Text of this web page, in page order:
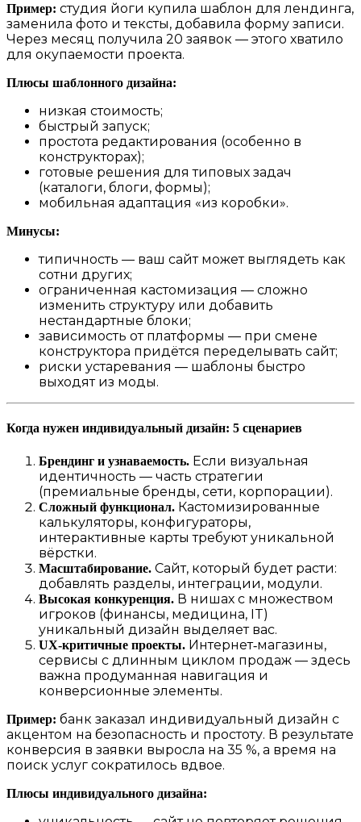
Пример: студия йоги купила шаблон для лендинга,
заменила фото и тексты, добавила форму записи.
Через месяц получила 20 заявок — этого хватило
для окупаемости проекта.
Плюсы шаблонного дизайна:
низкая стоимость;
быстрый запуск;
простота редактирования (особенно в
конструкторах);
готовые решения для типовых задач
(каталоги, блоги, формы);
мобильная адаптация «из коробки».
Минусы:
типичность — ваш сайт может выглядеть как
сотни других;
ограниченная кастомизация — сложно
изменить структуру или добавить
нестандартные блоки;
зависимость от платформы — при смене
конструктора придётся переделывать сайт;
риски устаревания — шаблоны быстро
выходят из моды.
Когда нужен индивидуальный дизайн: 5 сценариев
Брендинг и узнаваемость. Если визуальная
идентичность — часть стратегии
(премиальные бренды, сети, корпорации).
Сложный функционал. Кастомизированные
калькуляторы, конфигураторы,
интерактивные карты требуют уникальной
вёрстки.
Масштабирование. Сайт, который будет расти:
добавлять разделы, интеграции, модули.
Высокая конкуренция. В нишах с множеством
игроков (финансы, медицина, IT)
уникальный дизайн выделяет вас.
UX‑критичные проекты. Интернет‑магазины,
сервисы с длинным циклом продаж — здесь
важна продуманная навигация и
конверсионные элементы.
Пример: банк заказал индивидуальный дизайн с
акцентом на безопасность и простоту. В результате
конверсия в заявки выросла на 35 %, а время на
поиск услуг сократилось вдвое.
Плюсы индивидуального дизайна: